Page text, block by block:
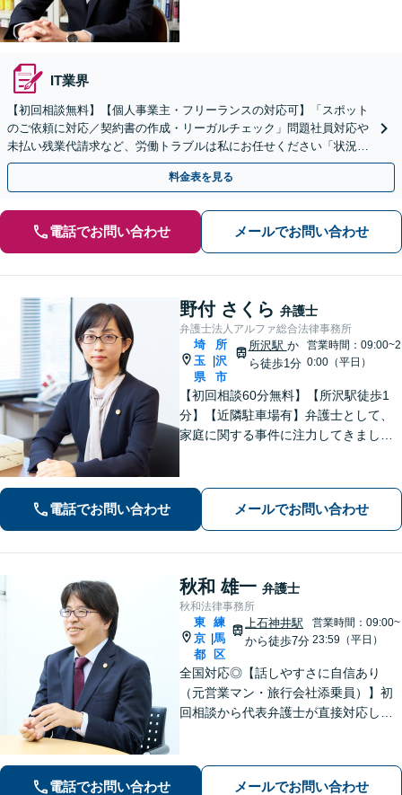
IT業界
【初回相談無料】【個人事業主・フリーランスの対応可】「スポット
のご依頼に対応／契約書の作成・リーガルチェック」問題社員対応や
未払い残業代請求など、労働トラブルは私にお任せください「状況に
応じた実践的な法的支援を実施」【休日・夜間相談可】
料金表を見る
電話でお問い合わせ メールでお問い合わせ
野付 さくら 弁護士
弁護士法人アルファ総合法律事務所
埼
玉
県
所
沢
市
所沢駅 か
ら徒歩1分
営業時間：09:00~2
0:00（平日）
【初回相談60分無料】【所沢駅徒歩1
分】【近隣駐車場有】弁護士として、
家庭に関する事件に注力してきまし
イバシー配慮】【当日・夜間（18時ま
で）の相談可】
電話でお問い合わせ メールでお問い合わせ
秋和 雄一 弁護士
秋和法律事務所
東
京
都
|
練
馬
区
上石神井駅
から徒歩7分
営業時間：09:00~
23:59（平日）
全国対応◎【話しやすさに自信あり
（元営業マン・旅行会社添乗員）】初
回相談から代表弁護士が直接対応し、
法の道筋をご案内し、無駄なやりとり
をしていただくことが無いように配慮
電話でお問い合わせ メールでお問い合わせ